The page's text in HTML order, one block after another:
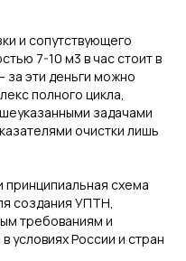
и сопутствующего
7-10 м3 в час стоит в
за эти деньги можно
полного цикла,
задачами
очистки лишь
принципиальная схема
создания УПТН,
требованиям и
условиях России и стран